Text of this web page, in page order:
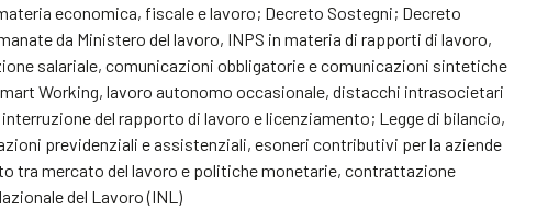
economica, fiscale e lavoro; Decreto Sostegni; Decreto
da Ministero del lavoro, INPS in materia di rapporti di lavoro,
salariale, comunicazioni obbligatorie e comunicazioni sintetiche
Working, lavoro autonomo occasionale, distacchi intrasocietari
del rapporto di lavoro e licenziamento; Legge di bilancio,
previdenziali e assistenziali, esoneri contributivi per la aziende
tra mercato del lavoro e politiche monetarie, contrattazione
del Lavoro (INL)